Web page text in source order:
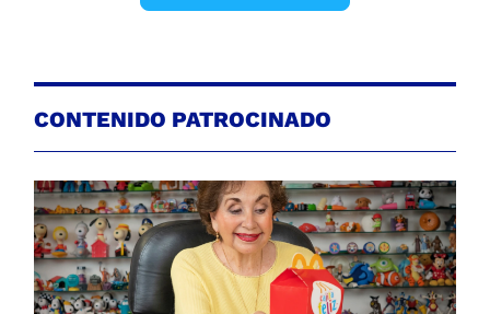
CONTENIDO PATROCINADO